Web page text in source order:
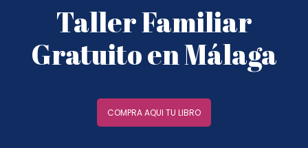
Taller Familiar
Gratuito en Málaga
COMPRA AQUI TU LIBRO